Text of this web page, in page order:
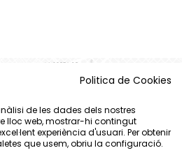
Politica de Cookies
de les dades dels nostres
lloc web, mostrar-hi contingut
experiència d'usuari. Per obtenir
que usem, obriu la configuració.